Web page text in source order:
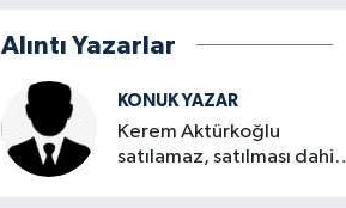
Alıntı Yazarlar
KONUK YAZAR
Kerem Aktürkoğlu
satılamaz, satılması dahi